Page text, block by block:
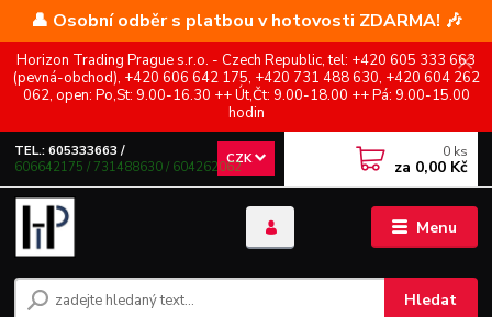
👤 Osobní odběr s platbou v hotovosti ZDARMA! 🎶
Horizon Trading Prague s.r.o. - Czech Republic, tel: +420 605 333 663
(pevná-obchod), +420 606 642 175, +420 731 488 630, +420 604 262
062, open: Po,St: 9.00-16.30 ++ Út,Čt: 9.00-18.00 ++ Pá: 9.00-15.00
hodin
Menu
CZK
Hledat
TEL.: 605333663 /
606642175 / 731488630 / 604262062
0 ks
za 0,00 Kč